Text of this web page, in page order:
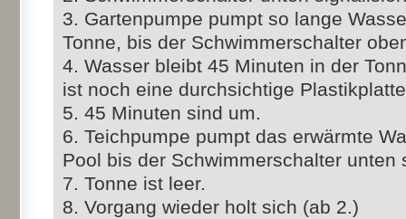
3. Gartenpumpe pumpt so lange
Tonne, bis der Schwimmerschalter
4. Wasser bleibt 45 Minuten in der
ist noch eine durchsichtige
5. 45 Minuten sind um.
6. Teichpumpe pumpt das erwärmte
Pool bis der Schwimmerschalter unten
7. Tonne ist leer.
8. Vorgang wieder holt sich (ab 2.)